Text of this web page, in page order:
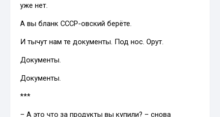
уже нет.
А вы бланк СССР-овский берёте.
И тычут нам те документы. Под нос. Орут.
Документы.
Документы.
***
– А это что за продукты вы купили? – снова